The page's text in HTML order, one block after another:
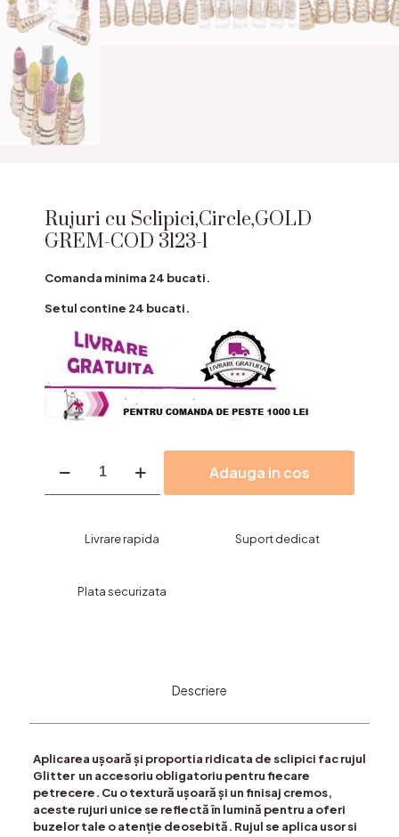
Rujuri cu Sclipici,Circle,GOLD
GREM-COD 3123-1
Comanda minima 24 bucati.
Setul contine 24 bucati.
Rujuri
cu
Adauga in cos
Livrare rapida Suport dedicat
Plata securizata
Descriere
Aplicarea ușoară și proportia ridicata de sclipici fac rujul
Glitter un accesoriu obligatoriu pentru fiecare
petrecere. Cu o textură ușoară și un finisaj cremos,
aceste rujuri unice se reflectă în lumină pentru a oferi
buzelor tale o atenție deosebită. Rujul se aplica usor si